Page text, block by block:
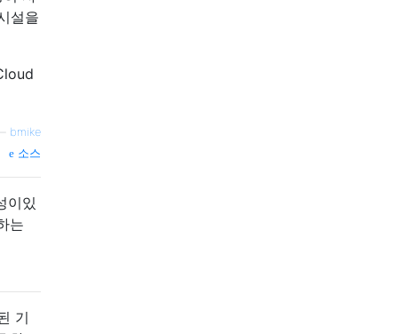
설을
bmike
소스
이있
는
기